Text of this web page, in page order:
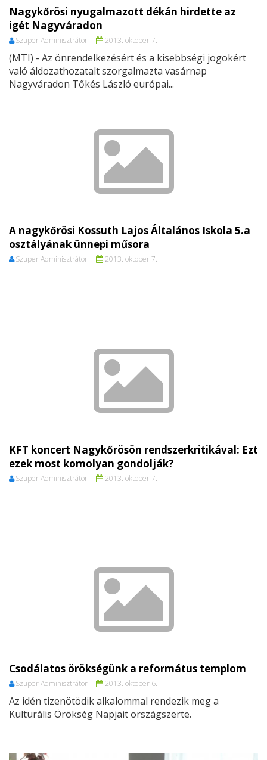
Nagykőrösi nyugalmazott dékán hirdette az
igét Nagyváradon
Szuper Adminisztrátor 2013. oktober 7.
(MTI) - Az önrendelkezésért és a kisebbségi jogokért
való áldozathozatalt szorgalmazta vasárnap
Nagyváradon Tőkés László európai...
A nagykőrösi Kossuth Lajos Általános Iskola 5.a
osztályának ünnepi műsora
Szuper Adminisztrátor 2013. oktober 7.
KFT koncert Nagykőrösön rendszerkritikával: Ezt
ezek most komolyan gondolják?
Szuper Adminisztrátor 2013. oktober 7.
Csodálatos örökségünk a református templom
Szuper Adminisztrátor 2013. oktober 6.
Az idén tizenötödik alkalommal rendezik meg a
Kulturális Örökség Napjait országszerte.